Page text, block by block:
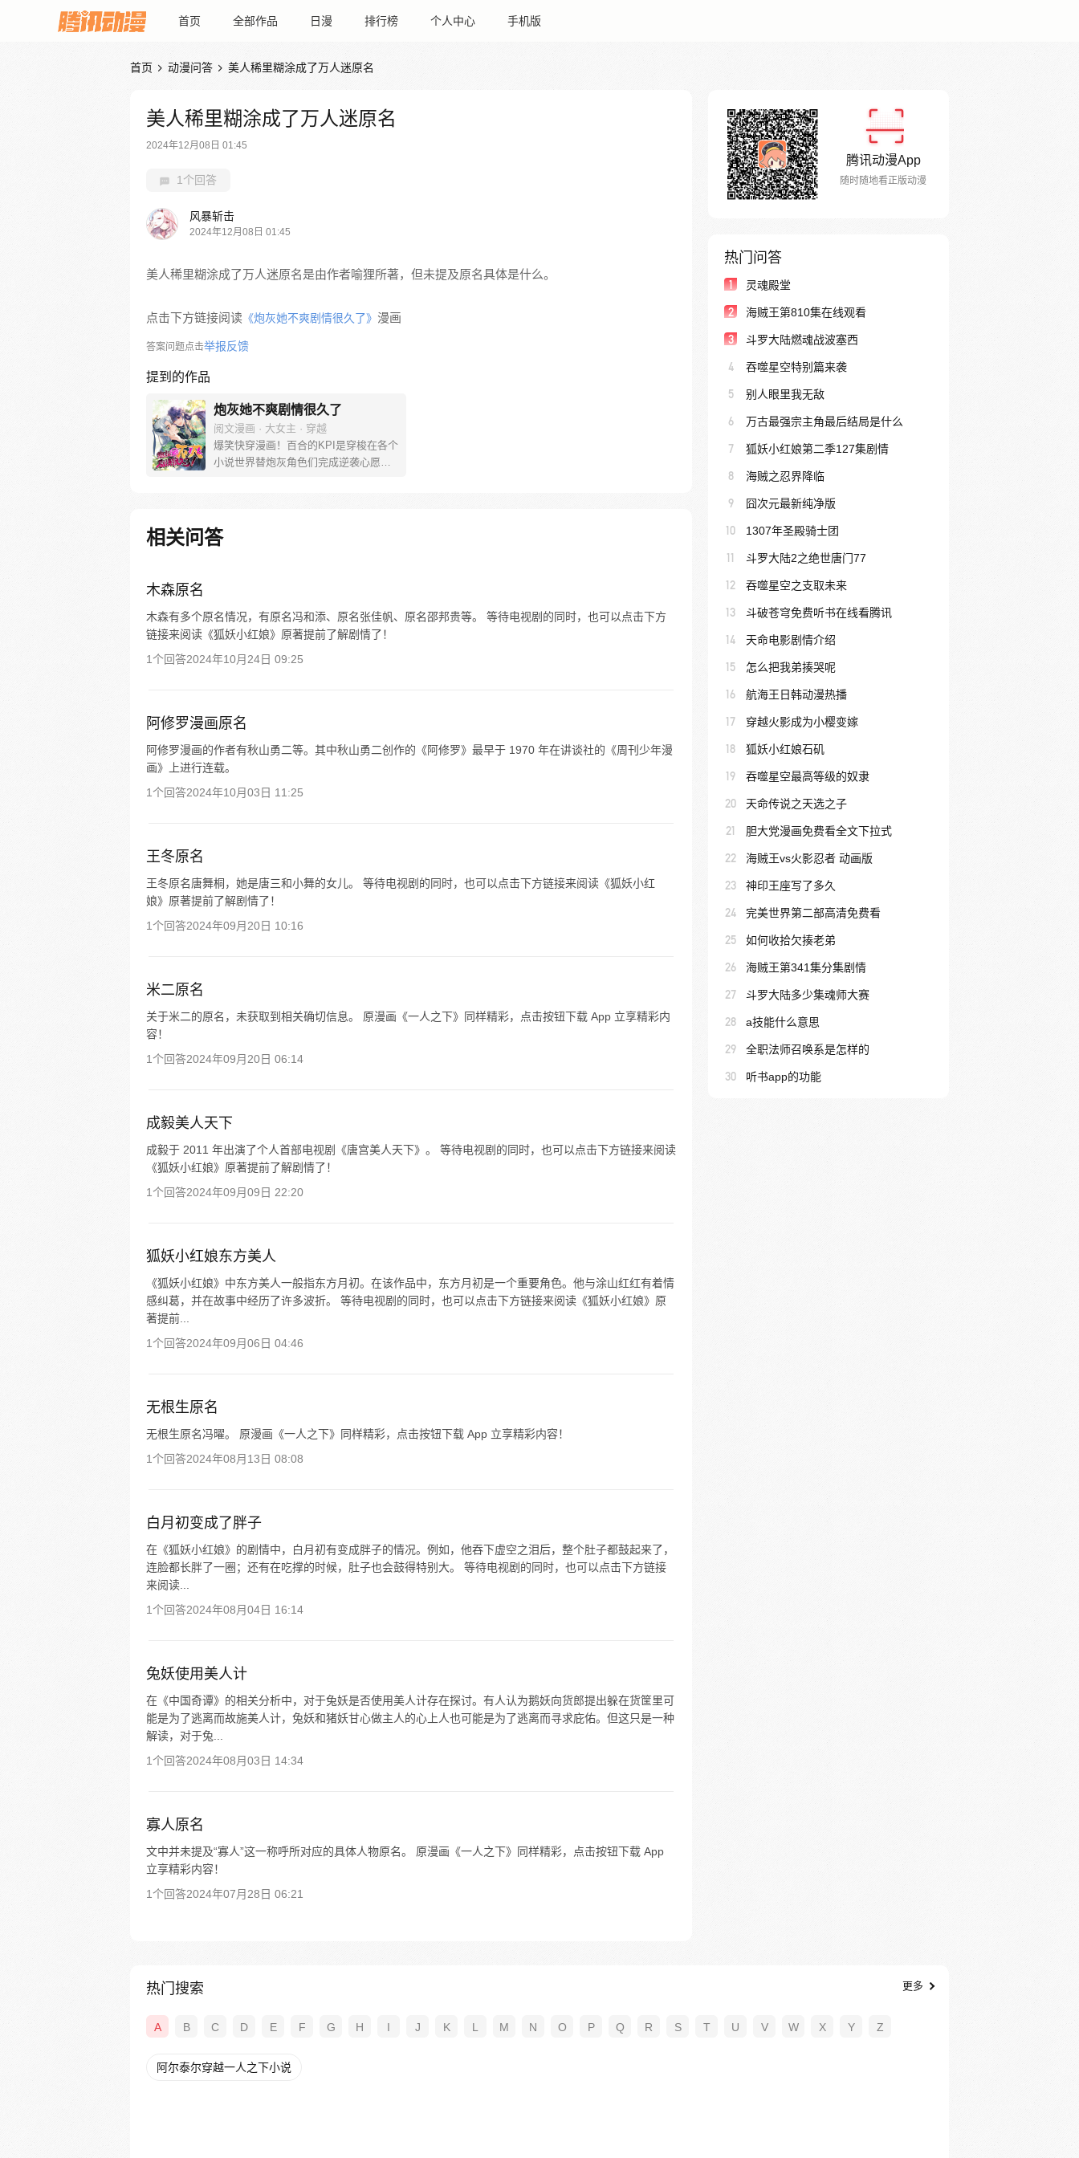
首页 全部作品 日漫 排行榜 个人中心 手机版
首页  动漫问答  美人稀里糊涂成了万人迷原名
美人稀里糊涂成了万人迷原名
2024年12月08日 01:45
1个回答
风暴斩击
2024年12月08日 01:45
美人稀里糊涂成了万人迷原名是由作者喻狸所著，但未提及原名具体是什么。
点击下方链接阅读 《炮灰她不爽剧情很久了》 漫画
答案问题点击举报反馈
提到的作品
炮灰她不爽剧情很久了
阅文漫画 · 大女主 · 穿越
爆笑快穿漫画！百合的KPI是穿梭在各个
小说世界替炮灰角色们完成逆袭心愿，
相关问答
木森原名
木森有多个原名情况，有原名冯和添、原名张佳帆、原名邵邦贵等。 等待电视剧的同时，也可以点击下方
链接来阅读《狐妖小红娘》原著提前了解剧情了！
1个回答2024年10月24日 09:25
阿修罗漫画原名
阿修罗漫画的作者有秋山勇二等。其中秋山勇二创作的《阿修罗》最早于 1970 年在讲谈社的《周刊少年漫
画》上进行连载。
1个回答2024年10月03日 11:25
王冬原名
王冬原名唐舞桐，她是唐三和小舞的女儿。 等待电视剧的同时，也可以点击下方链接来阅读《狐妖小红
娘》原著提前了解剧情了！
1个回答2024年09月20日 10:16
米二原名
关于米二的原名，未获取到相关确切信息。 原漫画《一人之下》同样精彩，点击按钮下载 App 立享精彩内
容！
1个回答2024年09月20日 06:14
成毅美人天下
成毅于 2011 年出演了个人首部电视剧《唐宫美人天下》。 等待电视剧的同时，也可以点击下方链接来阅读
《狐妖小红娘》原著提前了解剧情了！
1个回答2024年09月09日 22:20
狐妖小红娘东方美人
《狐妖小红娘》中东方美人一般指东方月初。在该作品中，东方月初是一个重要角色。他与涂山红红有着情
感纠葛，并在故事中经历了许多波折。 等待电视剧的同时，也可以点击下方链接来阅读《狐妖小红娘》原
著提前...
1个回答2024年09月06日 04:46
无根生原名
无根生原名冯曜。 原漫画《一人之下》同样精彩，点击按钮下载 App 立享精彩内容！
1个回答2024年08月13日 08:08
白月初变成了胖子
在《狐妖小红娘》的剧情中，白月初有变成胖子的情况。例如，他吞下虚空之泪后，整个肚子都鼓起来了，
连脸都长胖了一圈；还有在吃撑的时候，肚子也会鼓得特别大。 等待电视剧的同时，也可以点击下方链接
来阅读...
1个回答2024年08月04日 16:14
兔妖使用美人计
在《中国奇谭》的相关分析中，对于兔妖是否使用美人计存在探讨。有人认为鹅妖向货郎提出躲在货筐里可
能是为了逃离而故施美人计，兔妖和猪妖甘心做主人的心上人也可能是为了逃离而寻求庇佑。但这只是一种
解读，对于兔...
1个回答2024年08月03日 14:34
寡人原名
文中并未提及“寡人”这一称呼所对应的具体人物原名。 原漫画《一人之下》同样精彩，点击按钮下载 App
立享精彩内容！
1个回答2024年07月28日 06:21
腾讯动漫App
随时随地看正版动漫
热门问答
1 灵魂殿堂
2 海贼王第810集在线观看
3 斗罗大陆燃魂战波塞西
4 吞噬星空特别篇来袭
5 别人眼里我无敌
6 万古最强宗主角最后结局是什么
7 狐妖小红娘第二季127集剧情
8 海贼之忍界降临
9 囧次元最新纯净版
10 1307年圣殿骑士团
11 斗罗大陆2之绝世唐门77
12 吞噬星空之支取未来
13 斗破苍穹免费听书在线看腾讯
14 天命电影剧情介绍
15 怎么把我弟揍哭呢
16 航海王日韩动漫热播
17 穿越火影成为小樱变嫁
18 狐妖小红娘石矶
19 吞噬星空最高等级的奴隶
20 天命传说之天选之子
21 胆大党漫画免费看全文下拉式
22 海贼王vs火影忍者 动画版
23 神印王座写了多久
24 完美世界第二部高清免费看
25 如何收拾欠揍老弟
26 海贼王第341集分集剧情
27 斗罗大陆多少集魂师大赛
28 a技能什么意思
29 全职法师召唤系是怎样的
30 听书app的功能
热门搜索 更多
A B C D E F G H I J K L M N O P Q R S T U V W X Y Z
阿尔泰尔穿越一人之下小说